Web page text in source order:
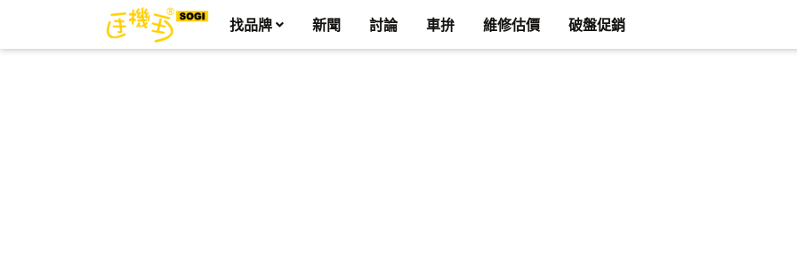
找品牌 新聞 討論 車拚 維修估價 破盤促銷